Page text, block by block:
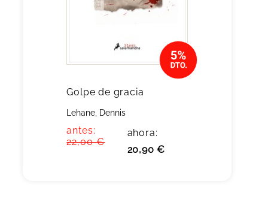
Golpe de gracia
Lehane, Dennis
antes:
22,00 €
ahora:
20,90 €